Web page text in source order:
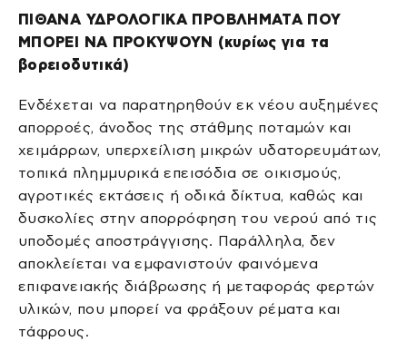
ΠΙΘΑΝΑ ΥΔΡΟΛΟΓΙΚΑ ΠΡΟΒΛΗΜΑΤΑ ΠΟΥ
ΜΠΟΡΕΙ ΝΑ ΠΡΟΚΥΨΟΥΝ (κυρίως για τα
βορειοδυτικά)
Ενδέχεται να παρατηρηθούν εκ νέου αυξημένες
απορροές, άνοδος της στάθμης ποταμών και
χειμάρρων, υπερχείλιση μικρών υδατορευμάτων,
τοπικά πλημμυρικά επεισόδια σε οικισμούς,
αγροτικές εκτάσεις ή οδικά δίκτυα, καθώς και
δυσκολίες στην απορρόφηση του νερού από τις
υποδομές αποστράγγισης. Παράλληλα, δεν
αποκλείεται να εμφανιστούν φαινόμενα
επιφανειακής διάβρωσης ή μεταφοράς φερτών
υλικών, που μπορεί να φράξουν ρέματα και
τάφρους.